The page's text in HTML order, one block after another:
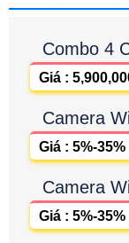
Combo 4
Giá :
Camera
Giá : 5%-35%
Camera
Giá : 5%-35%